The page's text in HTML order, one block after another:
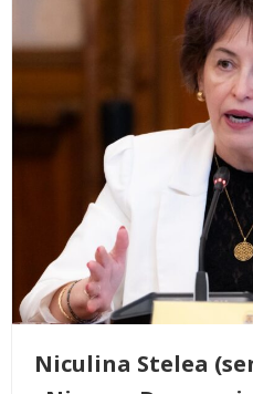
Niculina Stelea